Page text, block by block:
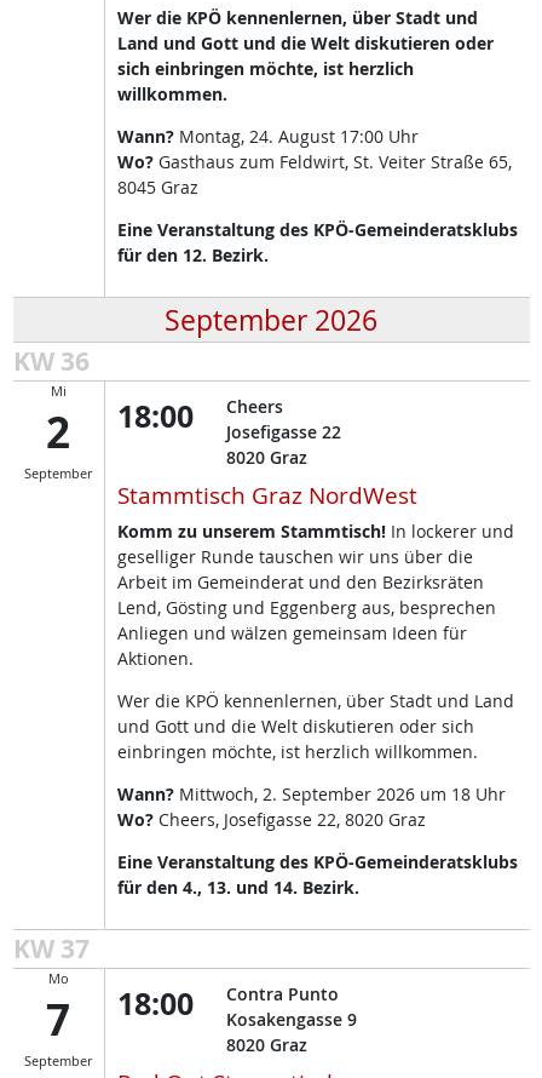
Wer die KPÖ kennenlernen, über Stadt und
Land und Gott und die Welt diskutieren oder
sich einbringen möchte, ist herzlich
willkommen.
Wann?Montag, 24. August 17:00 Uhr
Wo?Gasthaus zum Feldwirt, St. Veiter Straße 65,
8045 Graz
Eine Veranstaltung des KPÖ-Gemeinderatsklubs
für den 12. Bezirk.
September 2026
KW 36
Mi
2
September
18:00
Cheers
Josefigasse 22
8020 Graz
Stammtisch Graz NordWest
Komm zu unserem Stammtisch!In lockerer und
geselliger Runde tauschen wir uns über die
Arbeit im Gemeinderat und den Bezirksräten
Lend, Gösting und Eggenberg aus, besprechen
Anliegen und wälzen gemeinsam Ideen für
Aktionen.
Wer die KPÖ kennenlernen, über Stadt und Land
und Gott und die Welt diskutieren oder sich
einbringen möchte, ist herzlich willkommen.
Wann?Mittwoch, 2. September 2026 um 18 Uhr
Wo?Cheers, Josefigasse 22, 8020 Graz
Eine Veranstaltung des KPÖ-Gemeinderatsklubs
für den 4., 13. und 14. Bezirk.
KW 37
Mo
7
September
18:00
Contra Punto
Kosakengasse 9
8020 Graz